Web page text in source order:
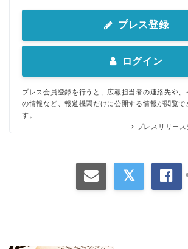
プレス登録
ログイン
プレス会員登録を行うと、広報担当者の連絡先や、
の情報など、報道機関だけに公開する情報が閲覧で
す。
プレスリリー